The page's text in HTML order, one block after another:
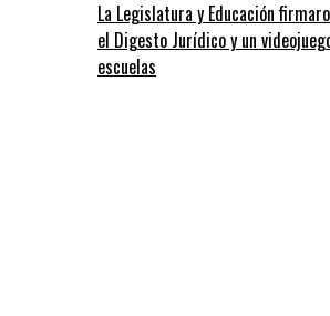
La Legislatura y Educación
el Digesto Jurídico y un
escuelas